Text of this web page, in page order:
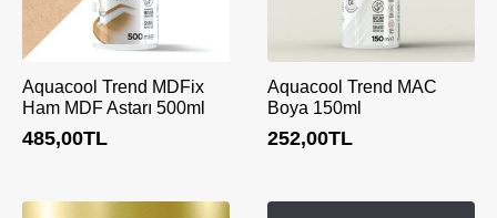
Aquacool Trend MDFix
Ham MDF Astarı 500ml
485,00TL
Aquacool Trend MAC
Boya 150ml
252,00TL